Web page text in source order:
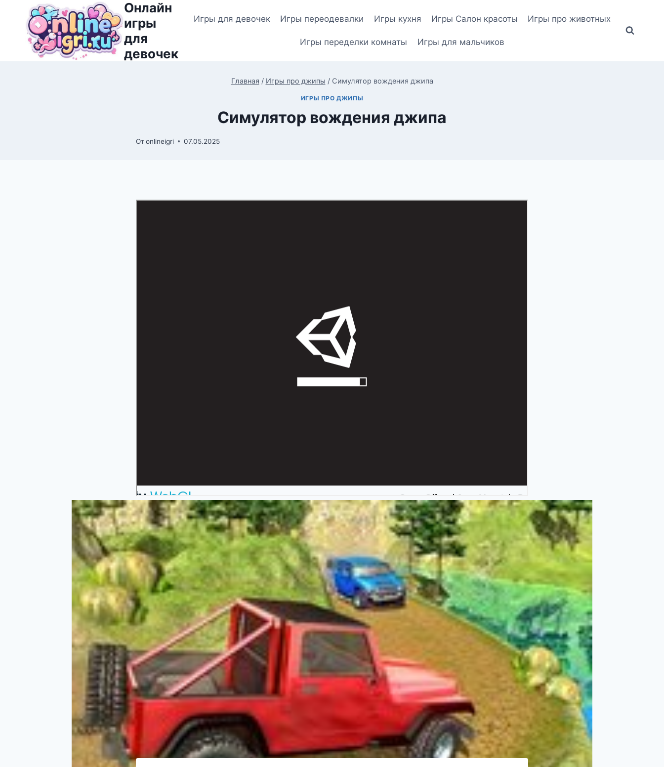
Перейти
содержимому
Онлайн
игры
для
девочек
Игры для девочек Игры переодевалки Игры кухня Игры Салон красоты Игры про животных
Игры переделки комнаты Игры для мальчиков
Главная / Игры про джипы / Симулятор вождения джипа
ИГРЫ ПРО ДЖИПЫ
Симулятор вождения джипа
Отonlineigri 07.05.2025